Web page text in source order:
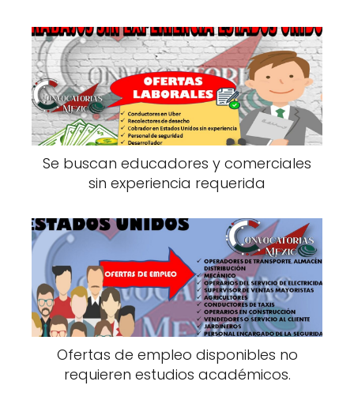
Se buscan educadores y comerciales
sin experiencia requerida
Ofertas de empleo disponibles no
requieren estudios académicos.